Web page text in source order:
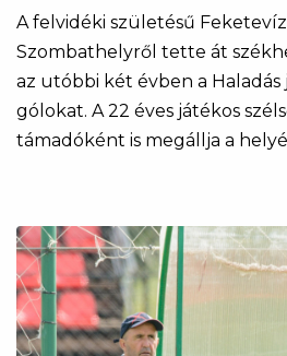
A felvidéki születésű
Szombathelyről tette át
az utóbbi két évben a
gólokat. A 22 éves játékos
támadóként is megállja a